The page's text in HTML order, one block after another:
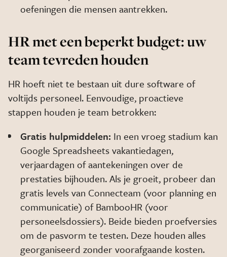
oefeningen die mensen aantrekken.
HR met een beperkt budget: uw
team tevreden houden
HR hoeft niet te bestaan uit dure software of
voltijds personeel. Eenvoudige, proactieve
stappen houden je team betrokken:
Gratis hulpmiddelen: In een vroeg stadium kan
Google Spreadsheets vakantiedagen,
verjaardagen of aantekeningen over de
prestaties bijhouden. Als je groeit, probeer dan
gratis levels van Connecteam (voor planning en
communicatie) of BambooHR (voor
personeelsdossiers). Beide bieden proefversies
om de pasvorm te testen. Deze houden alles
georganiseerd zonder voorafgaande kosten.